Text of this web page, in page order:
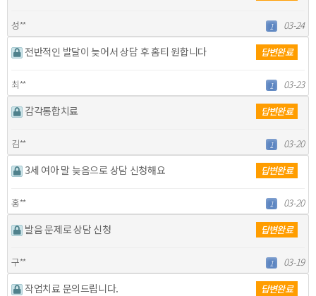
성** 1 03-24
전반적인 발달이 늦어서 상담 후 홈티 원합니다 답변완료
최** 1 03-23
감각통합치료 답변완료
김** 1 03-20
3세 여아 말 늦음으로 상담 신청해요 답변완료
홍** 1 03-20
발음 문제로 상담 신청 답변완료
구** 1 03-19
작업치료 문의드립니다. 답변완료